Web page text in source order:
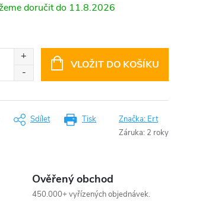
11.8.2026
VLOŽIT DO KOŠÍKU
Tisk
Sdílet Značka: Ert
Záruka: 2 roky
Ověřený obchod
450.000+ vyřízených objednávek.